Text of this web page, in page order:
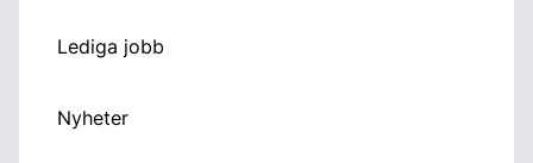
Lediga jobb
Nyheter